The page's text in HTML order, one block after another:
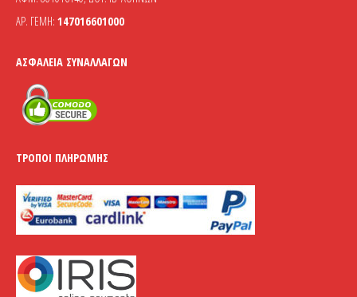
ΑΡ. ΓΕΜΗ: 147016601000
ΑΣΦΆΛΕΙΑ ΣΥΝΑΛΛΑΓΏΝ
ΤΡΌΠΟΙ ΠΛΗΡΩΜΉΣ